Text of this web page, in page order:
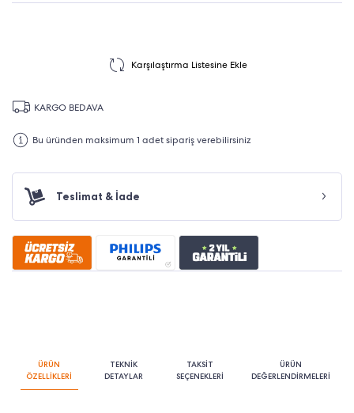
Karşılaştırma Listesine Ekle
KARGO BEDAVA
Bu üründen maksimum 1 adet sipariş verebilirsiniz
Teslimat & İade
ÜRÜN
ÖZELLİKLERİ
TEKNİK
DETAYLAR
TAKSİT
SEÇENEKLERİ
ÜRÜN
DEĞERLENDİRMELERİ